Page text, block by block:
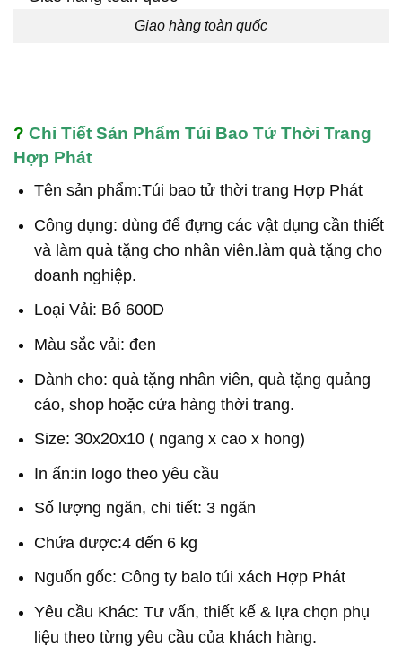
Giao hàng toàn quốc
? Chi Tiết Sản Phẩm Túi Bao Tử Thời Trang
Hợp Phát
Tên sản phẩm:Túi bao tử thời trang Hợp Phát
Công dụng: dùng để đựng các vật dụng cần thiết
và làm quà tặng cho nhân viên.làm quà tặng cho
doanh nghiệp.
Loại Vải: Bố 600D
Màu sắc vải: đen
Dành cho: quà tặng nhân viên, quà tặng quảng
cáo, shop hoặc cửa hàng thời trang.
Size: 30x20x10 ( ngang x cao x hong)
In ấn:in logo theo yêu cầu
Số lượng ngăn, chi tiết: 3 ngăn
Chứa được:4 đến 6 kg
Nguốn gốc: Công ty balo túi xách Hợp Phát
Yêu cầu Khác: Tư vấn, thiết kế & lựa chọn phụ
liệu theo từng yêu cầu của khách hàng.